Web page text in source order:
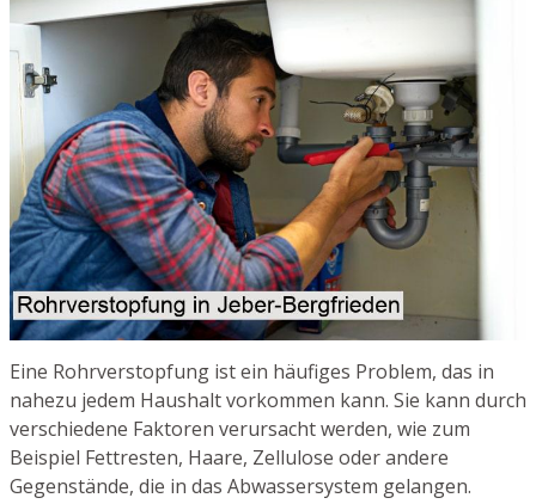
Eine Rohrverstopfung ist ein häufiges Problem, das in
nahezu jedem Haushalt vorkommen kann. Sie kann durch
verschiedene Faktoren verursacht werden, wie zum
Beispiel Fettresten, Haare, Zellulose oder andere
Gegenstände, die in das Abwassersystem gelangen.